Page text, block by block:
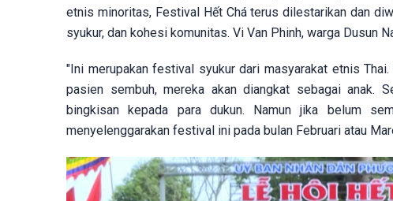
etnis minoritas, Festival Hết Chá terus dilestarikan dan
syukur, dan kohesi komunitas. Vi Van Phinh, warga Dusun
"Ini merupakan festival syukur dari masyarakat etnis
pasien sembuh, mereka akan diangkat sebagai anak.
bingkisan kepada para dukun. Namun jika belum
menyelenggarakan festival ini pada bulan Februari atau